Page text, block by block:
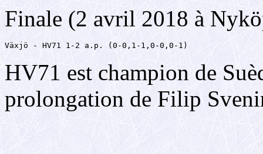
Finale (2 avril 2018 à
Växjö - HV71 1-2 a.p. (0-0,1-1,0-0,0-1)
HV71 est champion de
prolongation de Filip